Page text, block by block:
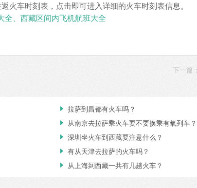
车时刻表，点击即可进入详细的火车时刻表信息。
全、西藏区间内飞机航班大全
下一篇：
 拉萨到昌都有火车吗？
 从南京去拉萨乘火车要不要换乘有氧列车？
 深圳坐火车到西藏要注意什么？
 有从天津去拉萨的火车吗？
 从上海到西藏一共有几趟火车？